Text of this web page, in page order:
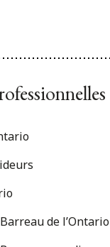
de l’Ontario